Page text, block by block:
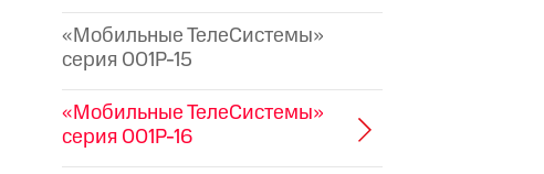
«Мобильные ТелеСистемы»
серия 001P-15
«Мобильные ТелеСистемы»
серия 001P-16